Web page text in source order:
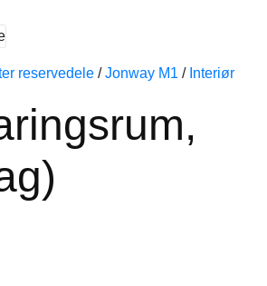
reservedele / Jonway M1 / Interiør